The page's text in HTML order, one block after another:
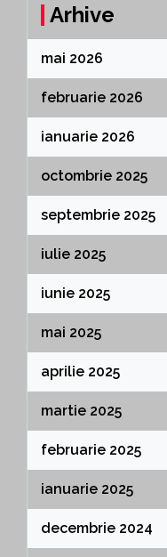
Arhive
mai 2026
februarie 2026
ianuarie 2026
octombrie 2025
septembrie 2025
iulie 2025
iunie 2025
mai 2025
aprilie 2025
martie 2025
februarie 2025
ianuarie 2025
decembrie 2024